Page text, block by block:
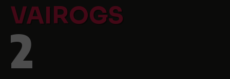
VAIROGS
2